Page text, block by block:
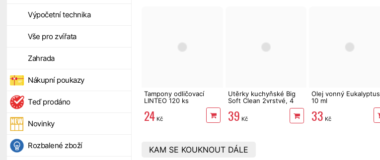
Výpočetní technika
Vše pro zvířata
Zahrada
Nákupní poukazy
Teď prodáno
Novinky
Rozbalené zboží
Tampony odličovací
LINTEO 120 ks
24 Kč
Utěrky kuchyňské Big
Soft Clean 2vrstvé, 4
39 Kč
Olej vonný Eukalyptus
10 ml
33 Kč
KAM SE KOUKNOUT DÁLE